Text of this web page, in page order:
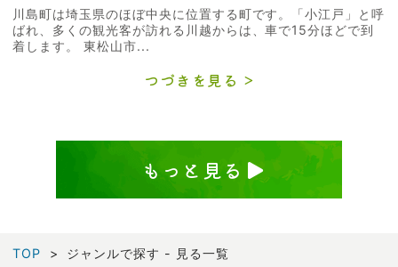
川島町は埼玉県のほぼ中央に位置する町です。「小江戸」と呼
ばれ、多くの観光客が訪れる川越からは、車で15分ほどで到
着します。 東松山市...
つづきを見る
もっと見る
TOP ジャンルで探す - 見る一覧